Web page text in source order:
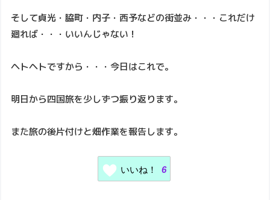
そして貞光・脇町・内子・西予などの街並み・・・これだけ
廻れば・・・いいんじゃない！
ヘトヘトですから・・・今日はこれで。
明日から四国旅を少しずつ振り返ります。
また旅の後片付けと畑作業を報告します。
いいね！ 6